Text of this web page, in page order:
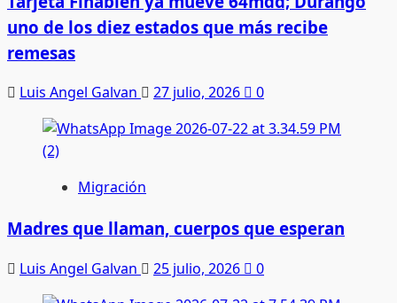
uno de los diez estados que más recibe
remesas
Luis Angel Galvan 27 julio, 2026 0
Migración
Madres que llaman, cuerpos que esperan
Luis Angel Galvan 25 julio, 2026 0